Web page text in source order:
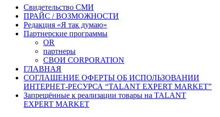
Свидетельство СМИ
ПРАЙС / ВОЗМОЖНОСТИ
Редакция «Я так думаю»
Партнерские программы
OR
партнеры
СВОИ CORPORATION
ГЛАВНАЯ
СОГЛАШЕНИЕ ОФЕРТЫ ОБ ИСПОЛЬЗОВАНИИ
ИНТЕРНЕТ-РЕСУРСА “TALANT EXPERT MARKET”
Запрещённые к реализации товары на TALANT
EXPERT MARKET